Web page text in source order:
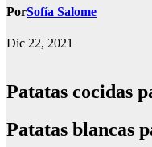
PorSofía Salome
Dic 22, 2021
Patatas cocidas
Patatas blancas